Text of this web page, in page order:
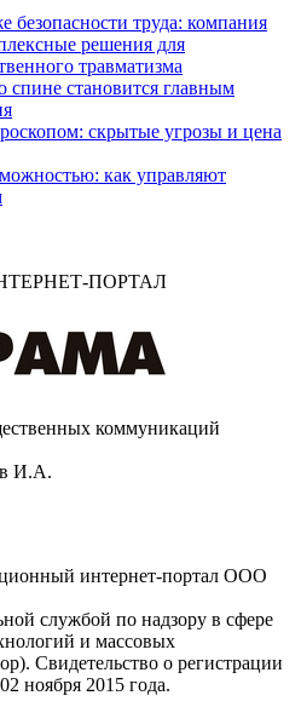
безопасности труда: компания
решения для
травматизма
спине становится главным
скрытые угрозы и цена
как управляют
ПОРТАЛ
коммуникаций
И.А.
интернет-портал ООО
службой по надзору в сфере
и массовых
Cвидетельство о регистрации
2015 года.